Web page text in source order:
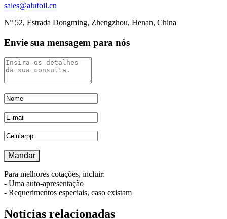
sales@alufoil.cn
Nº 52, Estrada Dongming, Zhengzhou, Henan, China
Envie sua mensagem para nós
Para melhores cotações, incluir:
- Uma auto-apresentação
- Requerimentos especiais, caso existam
Notícias relacionadas